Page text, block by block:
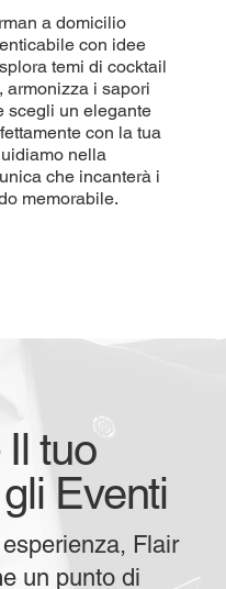
a domicilio
con idee
temi di cocktail
armonizza i sapori
scegli un elegante
con la tua
nella
che incanterà i
memorabile.
tuo
Eventi
Flair
un punto di